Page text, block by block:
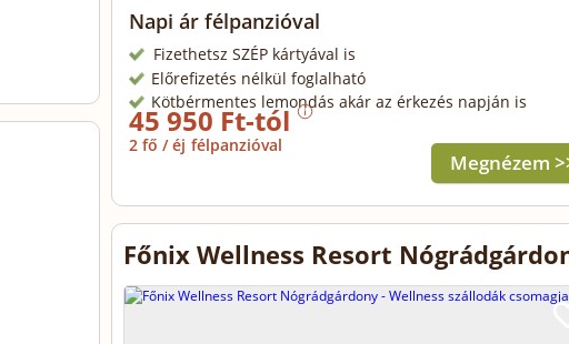
Napi ár félpanzióval
Fizethetsz SZÉP kártyával is
Előrefizetés nélkül foglalható
Kötbérmentes lemondás akár az érkezés napján is
45 950 Ft-tól
2 fő / éj félpanzióval
Megnézem
Főnix Wellness Resort